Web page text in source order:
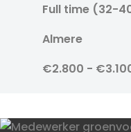
Full time (32-
Almere
€2.800 -